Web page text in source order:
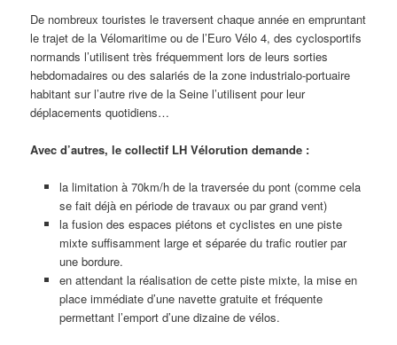
De nombreux touristes le traversent chaque année en empruntant
le trajet de la Vélomaritime ou de l’Euro Vélo 4, des cyclosportifs
normands l’utilisent très fréquemment lors de leurs sorties
hebdomadaires ou des salariés de la zone industrialo-portuaire
habitant sur l’autre rive de la Seine l’utilisent pour leur
déplacements quotidiens…
Avec d’autres, le collectif LH Vélorution demande :
la limitation à 70km/h de la traversée du pont (comme cela
se fait déjà en période de travaux ou par grand vent)
la fusion des espaces piétons et cyclistes en une piste
mixte suffisamment large et séparée du trafic routier par
une bordure.
en attendant la réalisation de cette piste mixte, la mise en
place immédiate d’une navette gratuite et fréquente
permettant l’emport d’une dizaine de vélos.